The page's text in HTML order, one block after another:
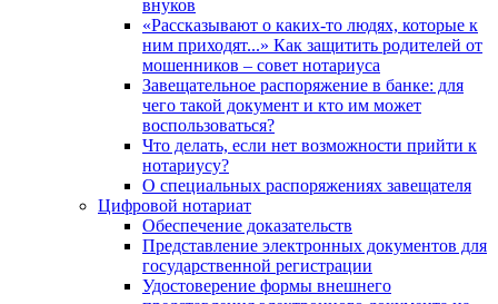
внуков
«Рассказывают о каких-то людях, которые к
ним приходят...» Как защитить родителей от
мошенников – совет нотариуса
Завещательное распоряжение в банке: для
чего такой документ и кто им может
воспользоваться?
Что делать, если нет возможности прийти к
нотариусу?
О специальных распоряжениях завещателя
Цифровой нотариат
Обеспечение доказательств
Представление электронных документов для
государственной регистрации
Удостоверение формы внешнего